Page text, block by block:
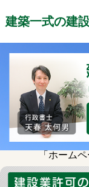
建築一式の建
「ホーム